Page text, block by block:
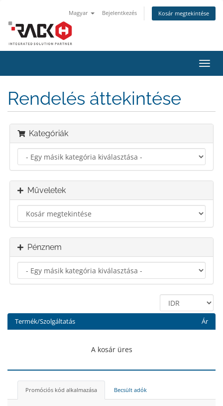
Magyar Bejelentkezés Kosár megtekintése
a
Rendelés áttekintése
Kategóriák
Műveletek
Pénznem
Termék/Szolgáltatás Ár
A kosár üres
Promóciós kód alkalmazása Becsült adók